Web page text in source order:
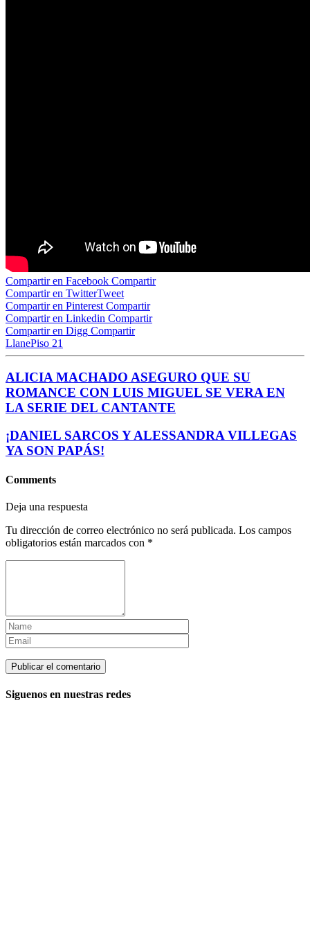
Compartir en Facebook Compartir
Compartir en TwitterTweet
Compartir en Pinterest Compartir
Compartir en Linkedin Compartir
Compartir en Digg Compartir
LlanePiso 21
ALICIA MACHADO ASEGURO QUE SU
ROMANCE CON LUIS MIGUEL SE VERA EN
LA SERIE DEL CANTANTE
¡DANIEL SARCOS Y ALESSANDRA VILLEGAS
YA SON PAPÁS!
Comments
Deja una respuesta
Tu dirección de correo electrónico no será publicada. Los campos
obligatorios están marcados con *
Siguenos en nuestras redes